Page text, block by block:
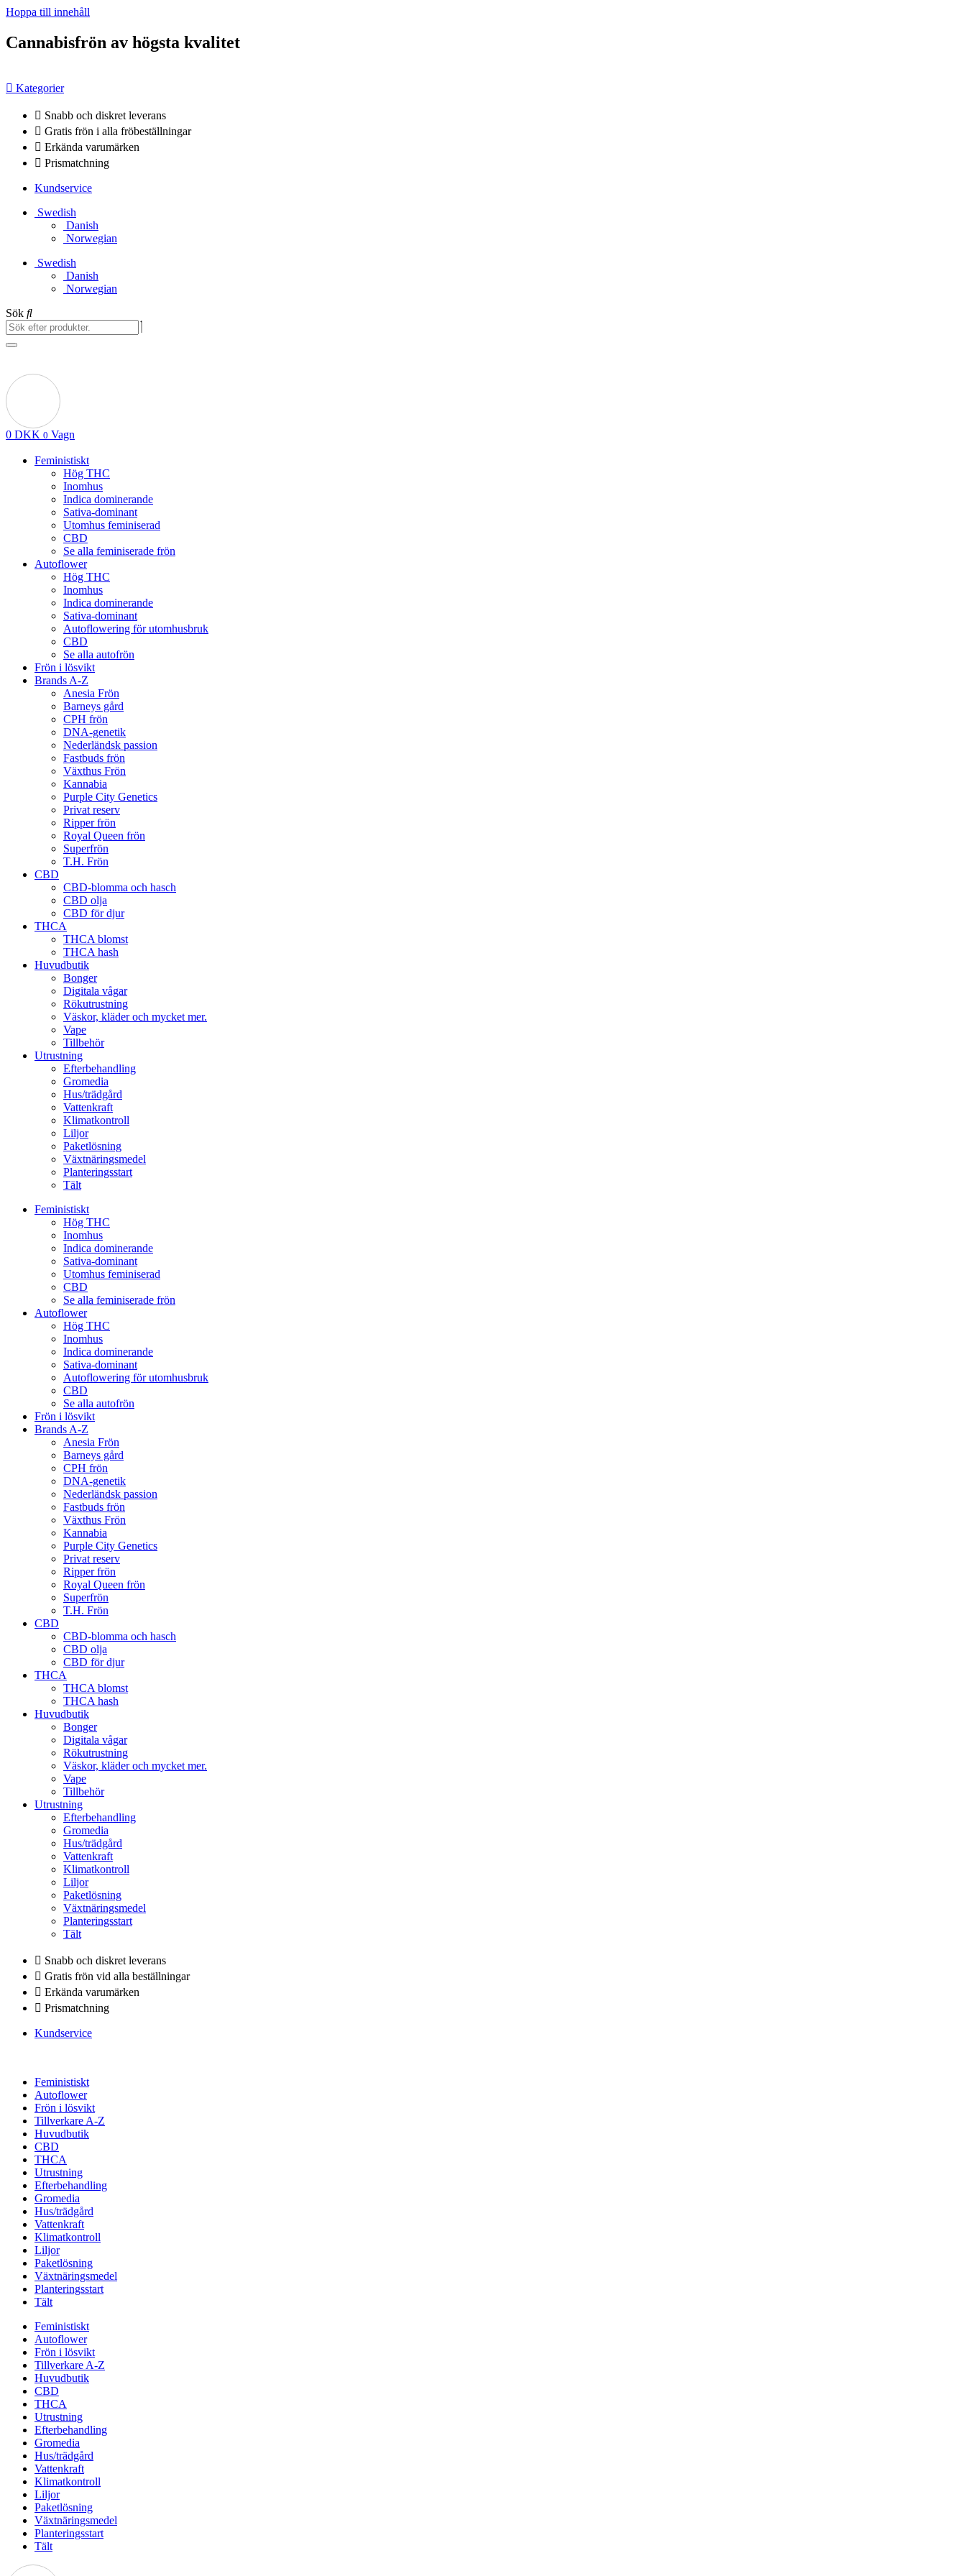
Hoppa till innehåll
Cannabisfrön av högsta kvalitet
Kategorier
Snabb och diskret leverans
Gratis frön i alla fröbeställningar
Erkända varumärken
Prismatchning
Kundservice
Swedish
Danish
Norwegian
Swedish
Danish
Norwegian
Sök
0 DKK 0 Vagn
Feministiskt
Hög THC
Inomhus
Indica dominerande
Sativa-dominant
Utomhus feminiserad
CBD
Se alla feminiserade frön
Autoflower
Hög THC
Inomhus
Indica dominerande
Sativa-dominant
Autoflowering för utomhusbruk
CBD
Se alla autofrön
Frön i lösvikt
Brands A-Z
Anesia Frön
Barneys gård
CPH frön
DNA-genetik
Nederländsk passion
Fastbuds frön
Växthus Frön
Kannabia
Purple City Genetics
Privat reserv
Ripper frön
Royal Queen frön
Superfrön
T.H. Frön
CBD
CBD-blomma och hasch
CBD olja
CBD för djur
THCA
THCA blomst
THCA hash
Huvudbutik
Bonger
Digitala vågar
Rökutrustning
Väskor, kläder och mycket mer.
Vape
Tillbehör
Utrustning
Efterbehandling
Gromedia
Hus/trädgård
Vattenkraft
Klimatkontroll
Liljor
Paketlösning
Växtnäringsmedel
Planteringsstart
Tält
Feministiskt
Hög THC
Inomhus
Indica dominerande
Sativa-dominant
Utomhus feminiserad
CBD
Se alla feminiserade frön
Autoflower
Hög THC
Inomhus
Indica dominerande
Sativa-dominant
Autoflowering för utomhusbruk
CBD
Se alla autofrön
Frön i lösvikt
Brands A-Z
Anesia Frön
Barneys gård
CPH frön
DNA-genetik
Nederländsk passion
Fastbuds frön
Växthus Frön
Kannabia
Purple City Genetics
Privat reserv
Ripper frön
Royal Queen frön
Superfrön
T.H. Frön
CBD
CBD-blomma och hasch
CBD olja
CBD för djur
THCA
THCA blomst
THCA hash
Huvudbutik
Bonger
Digitala vågar
Rökutrustning
Väskor, kläder och mycket mer.
Vape
Tillbehör
Utrustning
Efterbehandling
Gromedia
Hus/trädgård
Vattenkraft
Klimatkontroll
Liljor
Paketlösning
Växtnäringsmedel
Planteringsstart
Tält
Snabb och diskret leverans
Gratis frön vid alla beställningar
Erkända varumärken
Prismatchning
Kundservice
Feministiskt
Autoflower
Frön i lösvikt
Tillverkare A-Z
Huvudbutik
CBD
THCA
Utrustning
Efterbehandling
Gromedia
Hus/trädgård
Vattenkraft
Klimatkontroll
Liljor
Paketlösning
Växtnäringsmedel
Planteringsstart
Tält
Feministiskt
Autoflower
Frön i lösvikt
Tillverkare A-Z
Huvudbutik
CBD
THCA
Utrustning
Efterbehandling
Gromedia
Hus/trädgård
Vattenkraft
Klimatkontroll
Liljor
Paketlösning
Växtnäringsmedel
Planteringsstart
Tält